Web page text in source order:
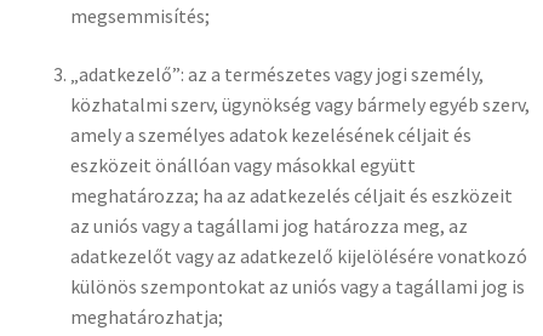
megsemmisítés;
„adatkezelő”: az a természetes vagy jogi személy,
közhatalmi szerv, ügynökség vagy bármely egyéb szerv,
amely a személyes adatok kezelésének céljait és
eszközeit önállóan vagy másokkal együtt
meghatározza; ha az adatkezelés céljait és eszközeit
az uniós vagy a tagállami jog határozza meg, az
adatkezelőt vagy az adatkezelő kijelölésére vonatkozó
különös szempontokat az uniós vagy a tagállami jog is
meghatározhatja;